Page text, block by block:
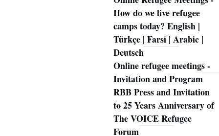
How do we live refugee
camps today? English |
Türkçe | Farsi | Arabic |
Deutsch
Online refugee meetings -
Invitation and Program
RBB Press and Invitation
to 25 Years Anniversary of
The VOICE Refugee
Forum